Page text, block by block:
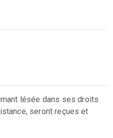
lésée dans ses droits
seront reçues et